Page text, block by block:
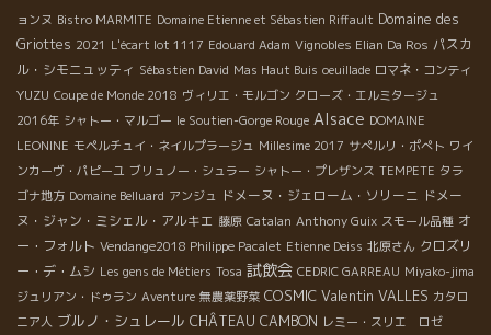
ョンヌ Bistro MARMITE Domaine Etienne et Sébastien Riffault Domaine des
Griottes 2021 L'écart lot 1117 Edouard Adam Vignobles Elian Da Ros パスカ
ル・シモニュッティ Sébastien David Mas Haut Buis oeuillade ロマネ・コンティ
YUZU Coupe de Monde 2018 ヴィリエ・モルゴン クローズ・エルミタージュ
2016年 シャトー・マルゴー le Soutien-Gorge Rouge Alsace DOMAINE
LEONINE モペルチュイ・ネイルプラージュ Millesime 2017 サぺルリ・ポぺト ワイ
ンカーヴ・パピーユ ブリュノー・シュラー シャトー・プレザンス TEMPETE タラ
ゴナ地方 Domaine Belluard アンジュ ドメーヌ・ジェローム・ソリーニ ドメー
ヌ・ジャン・ミシェル・アルキエ 藤原 Catalan Anthony Guix スモール品種 オ
ー・フォルト Vendange2018 Philippe Pacalet Etienne Deiss 北原さん クロズリ
ー・デ・ムシ Les gens de Métiers Tosa 試飲会 CEDRIC GARREAU Miyako-jima
ジュリアン・ドゥラン Aventure 無農薬野菜 COSMIC Valentin VALLES カタロ
ニア人 ブルノ・シュレール CHÂTEAU CAMBON レミー・スリエ ロゼ